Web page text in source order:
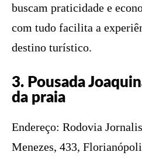
buscam praticidade e
com tudo facilita a
destino turístico.
3. Pousada
da praia
Endereço: Rodovia
Menezes, 433,